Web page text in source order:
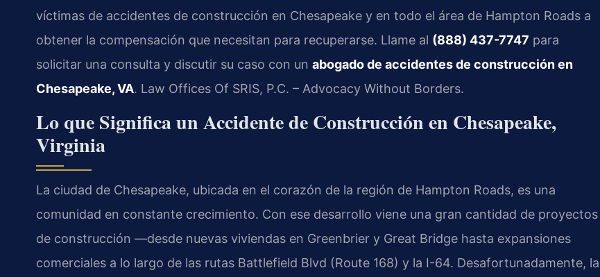
víctimas de accidentes de construcción en Chesapeake y en todo el área de Hampton Roads a
obtener la compensación que necesitan para recuperarse. Llame al (888) 437-7747 para
solicitar una consulta y discutir su caso con un abogado de accidentes de construcción en
Chesapeake, VA. Law Offices Of SRIS, P.C. – Advocacy Without Borders.
Lo que Significa un Accidente de Construcción en Chesapeake,
Virginia
La ciudad de Chesapeake, ubicada en el corazón de la región de Hampton Roads, es una
comunidad en constante crecimiento. Con ese desarrollo viene una gran cantidad de proyectos
de construcción —desde nuevas viviendas en Greenbrier y Great Bridge hasta expansiones
comerciales a lo largo de las rutas Battlefield Blvd (Route 168) y la I-64. Desafortunadamente, la